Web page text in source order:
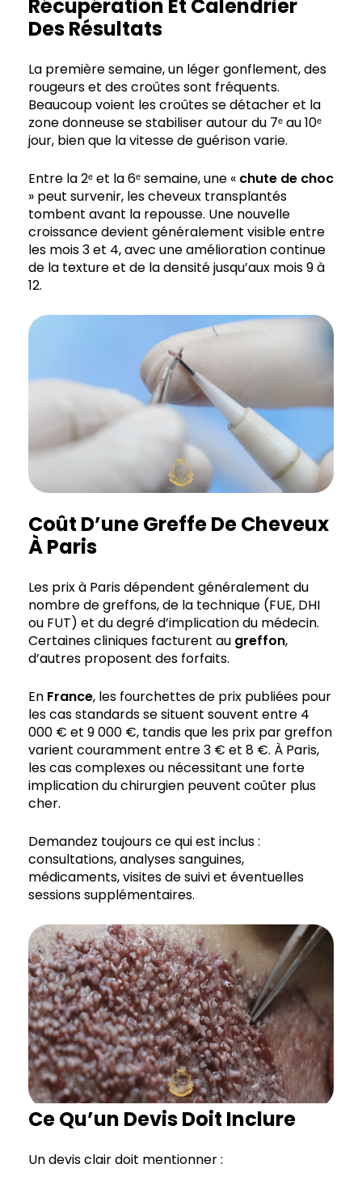
Récupération Et Calendrier
Des Résultats
La première semaine, un léger gonflement, des
rougeurs et des croûtes sont fréquents.
Beaucoup voient les croûtes se détacher et la
zone donneuse se stabiliser autour du 7ᵉ au 10ᵉ
jour, bien que la vitesse de guérison varie.
Entre la 2ᵉ et la 6ᵉ semaine, une « chute de choc
» peut survenir, les cheveux transplantés
tombent avant la repousse. Une nouvelle
croissance devient généralement visible entre
les mois 3 et 4, avec une amélioration continue
de la texture et de la densité jusqu’aux mois 9 à
12.
Coût D’une Greffe De Cheveux
À Paris
Les prix à Paris dépendent généralement du
nombre de greffons, de la technique (FUE, DHI
ou FUT) et du degré d’implication du médecin.
Certaines cliniques facturent au greffon,
d’autres proposent des forfaits.
En France, les fourchettes de prix publiées pour
les cas standards se situent souvent entre 4
000 € et 9 000 €, tandis que les prix par greffon
varient couramment entre 3 € et 8 €. À Paris,
les cas complexes ou nécessitant une forte
implication du chirurgien peuvent coûter plus
cher.
Demandez toujours ce qui est inclus :
consultations, analyses sanguines,
médicaments, visites de suivi et éventuelles
sessions supplémentaires.
Ce Qu’un Devis Doit Inclure
Un devis clair doit mentionner :